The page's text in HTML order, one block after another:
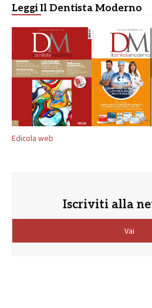
Leggi Il Dentista Moderno
Edicola web
Iscriviti alla
Vai